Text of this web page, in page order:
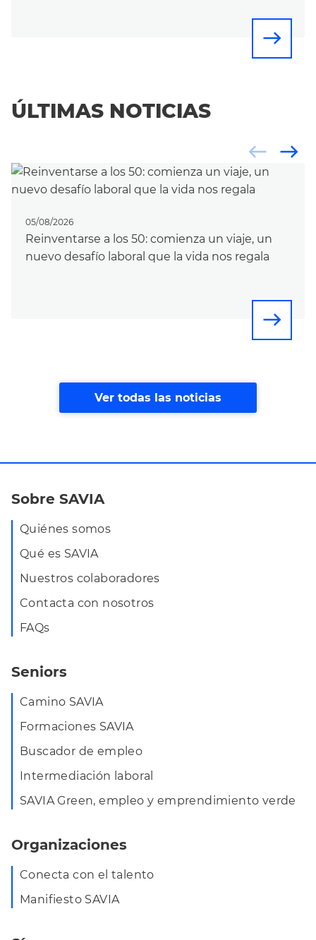
east
ÚLTIMAS NOTICIAS
05/08/2026
Reinventarse a los 50: comienza un viaje, un
nuevo desafío laboral que la vida nos regala
east
east
west
Ver todas las noticias
Sobre SAVIA
Quiénes somos
Qué es SAVIA
Nuestros colaboradores
Contacta con nosotros
FAQs
Seniors
Camino SAVIA
Formaciones SAVIA
Buscador de empleo
Intermediación laboral
SAVIA Green, empleo y emprendimiento verde
Organizaciones
Conecta con el talento
Manifiesto SAVIA